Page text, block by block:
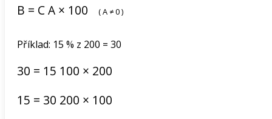
B = CA × 100 (A ≠0)
Příklad: 15 % z 200 = 30
30 = 15 100 × 200
15 = 30 200 × 100